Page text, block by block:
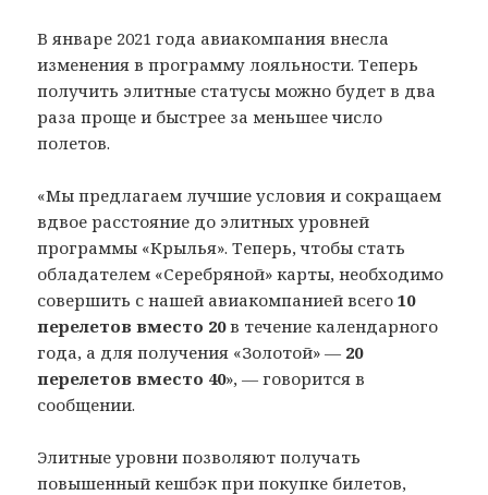
В январе 2021 года авиакомпания внесла
изменения в программу лояльности. Теперь
получить элитные статусы можно будет в два
раза проще и быстрее за меньшее число
полетов.
«Мы предлагаем лучшие условия и сокращаем
вдвое расстояние до элитных уровней
программы «Крылья». Теперь, чтобы стать
обладателем «Серебряной» карты, необходимо
совершить с нашей авиакомпанией всего10
перелетов вместо 20в течение календарного
года, а для получения «Золотой» — 20
перелетов вместо 40», — говорится в
сообщении.
Элитные уровни позволяют получать
повышенный кешбэк при покупке билетов,